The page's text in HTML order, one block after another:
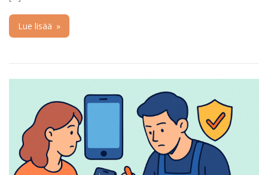
Lue lisää »